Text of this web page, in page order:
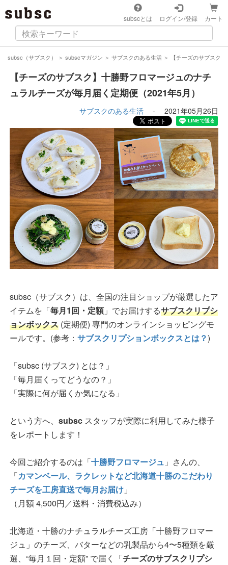
subscとは ログイン/登録 カート
subsc（サブスク） ＞ subscマガジン ＞ サブスクのある生活 ＞ 【チーズのサブスク
【チーズのサブスク】十勝野フロマージュのナチ
ュラルチーズが毎月届く定期便（2021年5月）
サブスクのある生活 - 2021年05月26日
subsc（サブスク）は、全国の注目ショップが厳選したア
イテムを「毎月1回・定額」でお届けするサブスクリプシ
ョンボックス (定期便) 専門のオンラインショッピングモ
ールです。(参考： サブスクリプションボックスとは？)
「subsc (サブスク) とは？」
「毎月届くってどうなの？」
「実際に何が届くか気になる」
という方へ、 subsc スタッフが実際に利用してみた様子
をレポートします！
今回ご紹介するのは「十勝野フロマージュ 」さんの、
「カマンベール、ラクレットなど北海道十勝のこだわり
チーズを工房直送で毎月お届け 」
（月額 4,500円／送料・消費税込み）
北海道・十勝のナチュラルチーズ工房「十勝野フロマー
ジュ」のチーズ、バターなどの乳製品から4〜5種類を厳
選、“毎月１回・定額” で届く「チーズのサブスクリプシ